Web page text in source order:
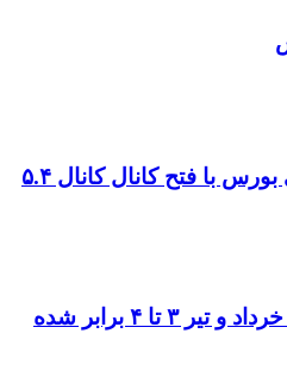
*رکوردشکنی تاریخی بورس با فتح کانال کانال ۵.۴
*چرا قبض آب و برق خرداد و تیر ۳ تا ۴ برابر شده